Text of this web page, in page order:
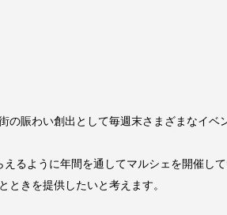
賑わい創出として毎週末さまざまなイベ
るように年間を通してマルシェを開催して
きを提供したいと考えます。